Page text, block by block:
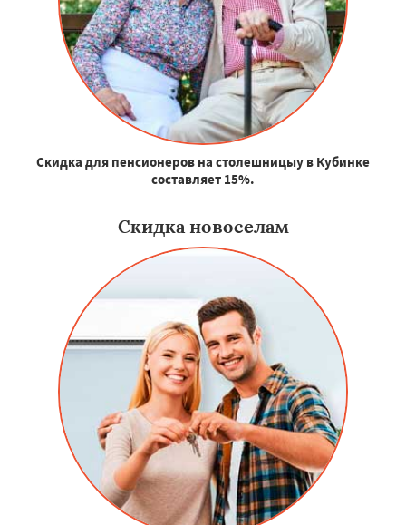
Скидка для пенсионеров на столешницыу в Кубинке
составляет 15%.
Скидка новоселам